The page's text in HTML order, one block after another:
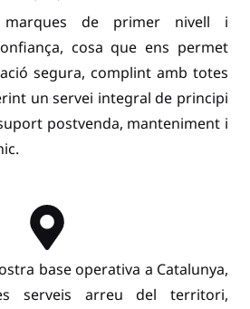
marques de primer nivell i
cosa que ens permet
segura, complint amb totes
un servei integral de principi
postvenda, manteniment i
base operativa a Catalunya,
serveis arreu del territori,